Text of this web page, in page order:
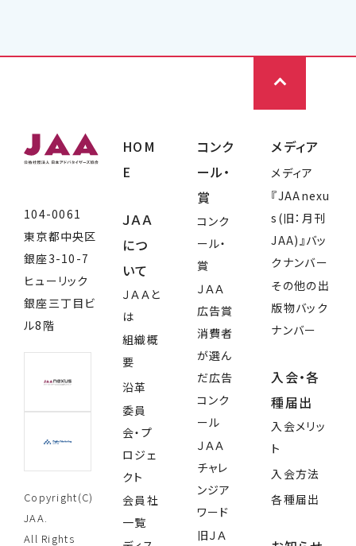
104-0061
東京都中央区
銀座3-10-7
ヒューリック
銀座三丁目ビ
ル8階
Copyright(C)
JAA.
All Rights
HOM
E
ＪＡＡ
につ
いて
ＪＡＡと
は
組織概
要
沿革
委員
会・プ
ロジェ
クト
会員社
一覧
コンク
ール・
賞
コンク
ール・
賞
ＪＡＡ
広告賞
消費者
が選ん
だ広告
コンク
ール
ＪＡＡ
チャレ
ンジア
ワード
旧ＪＡ
メディア
メディア
『JAAnexu
s(旧：月刊
JAA)』バッ
クナンバー
その他の出
版物バック
ナンバー
入会・各
種届出
入会メリッ
ト
入会方法
各種届出